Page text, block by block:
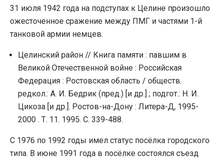
31 июля 1942 года на подступах к Целине произошло
ожесточенное сражение между ПМГ и частями 1-й
танковой армии немцев.
Целинский район // Книга памяти : павшим в
Великой Отечественной войне : Российская
Федерация : Ростовская область / обществ.
pедкол.: А. И. Бедpик (пpед.) [и дp.] ; подгот.: Н. И.
Цикоза [и др.]. Ростов-на-Дону : Литера-Д, 1995-
2000 . Т. 11. 1995. С. 339-488.
С 1976 по 1992 годы имел статус посёлка городского
типа. В июне 1991 года в посёлке состоялся съезд